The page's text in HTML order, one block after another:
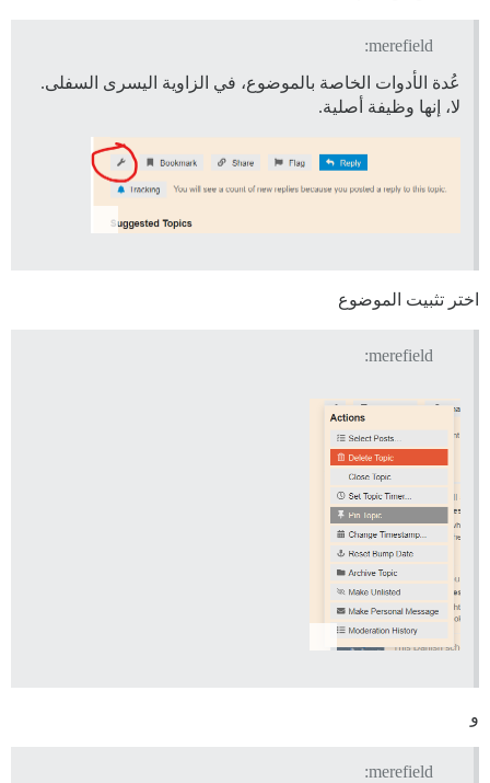
merefield:
عُدة الأدوات الخاصة بالموضوع، في الزاوية اليسرى السفلى.
لا، إنها وظيفة أصلية.
اختر تثبيت الموضوع
merefield:
و
merefield: